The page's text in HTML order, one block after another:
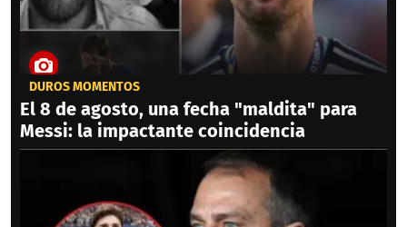
DUROS MOMENTOS
El 8 de agosto, una fecha "maldita" para
Messi: la impactante coincidencia